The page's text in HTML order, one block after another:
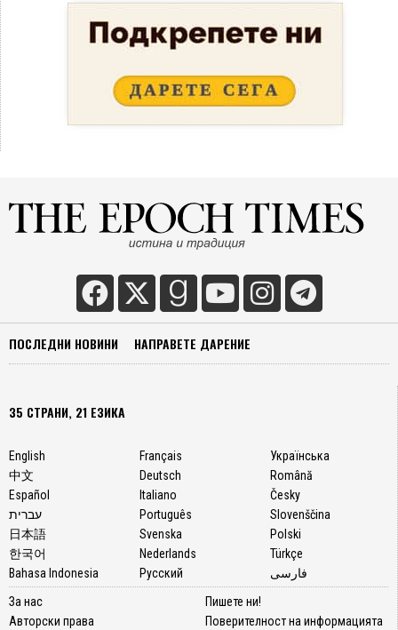
ПОСЛЕДНИ НОВИНИ НАПРАВЕТЕ ДАРЕНИЕ
35 СТРАНИ, 21 ЕЗИКА
English
中文
Español
עברית
日本語
한국어
Bahasa Indonesia
Français
Deutsch
Italiano
Português
Svenska
Nederlands
Русский
Українська
Română
Česky
Slovenščina
Polski
Türkçe
فارسی
За нас
Авторски права
Пишете ни!
Поверителност на информацията